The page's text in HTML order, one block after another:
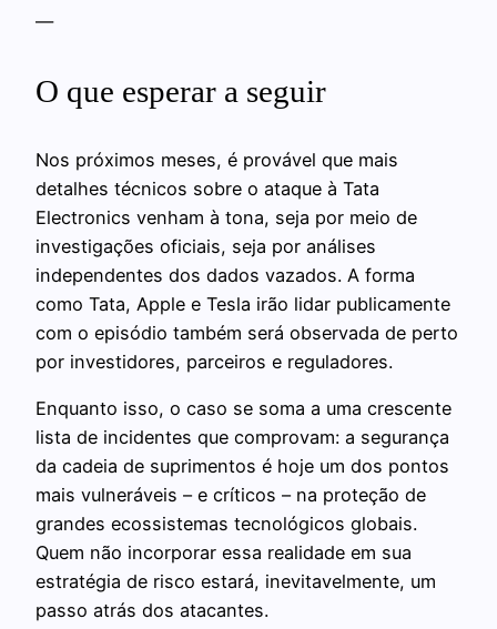
—
O que esperar a seguir
Nos próximos meses, é provável que mais
detalhes técnicos sobre o ataque à Tata
Electronics venham à tona, seja por meio de
investigações oficiais, seja por análises
independentes dos dados vazados. A forma
como Tata, Apple e Tesla irão lidar publicamente
com o episódio também será observada de perto
por investidores, parceiros e reguladores.
Enquanto isso, o caso se soma a uma crescente
lista de incidentes que comprovam: a segurança
da cadeia de suprimentos é hoje um dos pontos
mais vulneráveis – e críticos – na proteção de
grandes ecossistemas tecnológicos globais.
Quem não incorporar essa realidade em sua
estratégia de risco estará, inevitavelmente, um
passo atrás dos atacantes.